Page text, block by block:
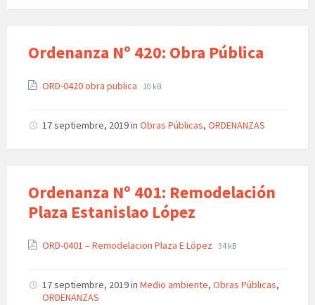
Ordenanza Nº 420: Obra Pública
ORD-0420 obra publica 10 kB
17 septiembre, 2019in Obras Públicas, ORDENANZAS
Ordenanza Nº 401: Remodelación
Plaza Estanislao López
ORD-0401 – Remodelacion Plaza E López 34 kB
17 septiembre, 2019in Medio ambiente, Obras Públicas,
ORDENANZAS